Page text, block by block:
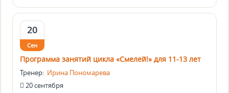
20
Сен
Программа занятий цикла «Смелей!» для 11-13 лет
Тренер: Ирина Пономарева
20 сентября